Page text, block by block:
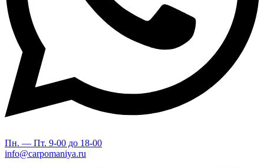
Пн. — Пт. 9-00 до 18-00
info@carpomaniya.ru